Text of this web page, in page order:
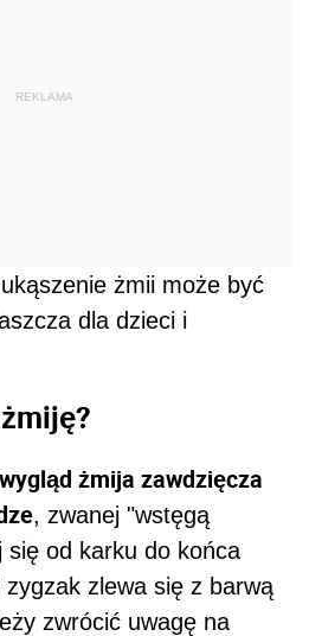
REKLAMA
żmii może być
dla dzieci i
żmija zawdzięcza
, zwanej "wstęgą
się od karku do końca
zlewa się z barwą
zwrócić uwagę na